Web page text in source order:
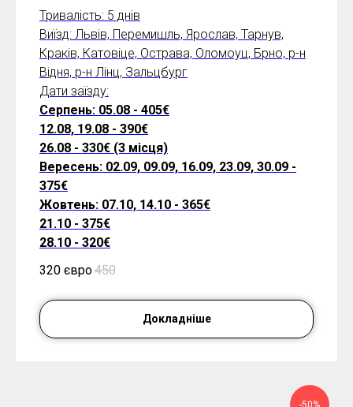
Тривалість: 5 днів
Виїзд: Львів, Перемишль, Ярослав, Тарнув,
Краків, Катовіце, Острава, Оломоуц, Брно, р-н
Відня, р-н Лінц, Зальцбург
Дати заїзду:
Серпень: 05.08 - 405€
12.08, 19.08 - 390€
26.08 - 330€ (3 місця)
Вересень: 02.09, 09.09, 16.09, 23.09, 30.09 -
375€
Жовтень: 07.10, 14.10 - 365€
21.10 - 375€
28.10 - 320€
320 євро450
Докладніше